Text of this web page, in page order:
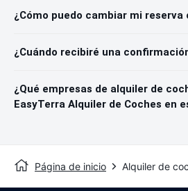
¿Cómo puedo cambiar mi reserva
¿Cuándo recibiré una
¿Qué empresas de alquiler de
EasyTerra Alquiler de Coches en
Página de inicio Alquiler de